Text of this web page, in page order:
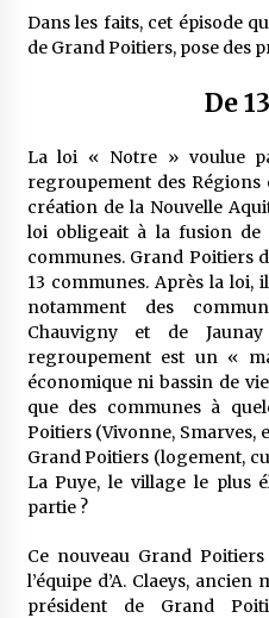
Dans les faits, cet épisode
de Grand Poitiers, pose des
De
La loi « Notre » voulue
regroupement des Régions
création de la Nouvelle
loi obligeait à la fusion de
communes. Grand Poitiers
13 communes. Après la
notamment des
Chauvigny et de
regroupement est un «
économique ni bassin de
que des communes à
Poitiers (Vivonne, Smarves,
Grand Poitiers (logement,
La Puye, le village le plus
partie ?
Ce nouveau Grand
l’équipe d’A. Claeys,
président de Grand